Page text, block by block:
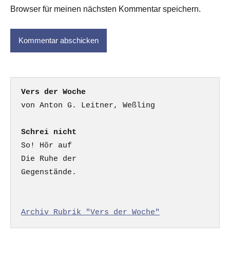
Browser für meinen nächsten Kommentar speichern.
Vers der Woche
Schrei nicht
So! Hör auf
Die Ruhe der
Gegenstände.
Archiv Rubrik "Vers der Woche"